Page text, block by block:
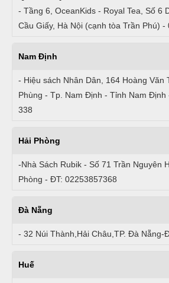
- Tầng 6, OceanKids - Royal Tea, Số 6
Cầu Giấy, Hà Nội (cạnh tòa Trần Phú) -
Nam Định
- Hiệu sách Nhân Dân, 164 Hoàng Văn
Phùng - Tp. Nam Định - Tỉnh Nam Định
338
Hải Phòng
-Nhà Sách Rubik - Số 71 Trần Nguyên
Phòng - ĐT: 02253857368
Đà Nẵng
- 32 Núi Thành,Hải Châu,TP. Đà Nẵng-
Huế